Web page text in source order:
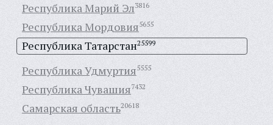
Республика Марий Эл3816
Республика Мордовия5655
Республика Татарстан25599
Республика Удмуртия5555
Республика Чувашия7432
Самарская область20618